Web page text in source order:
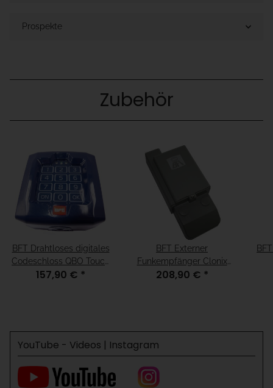
Prospekte
Zubehör
BFT Drahtloses digitales
Codeschloss QBO Touch
10 Kanal 433 MHz
157,90 € *
BFT Externer
Funkempfänger Clonix
2E 2 Kanal 433 MHz
208,90 € *
YouTube - Videos | Instagram